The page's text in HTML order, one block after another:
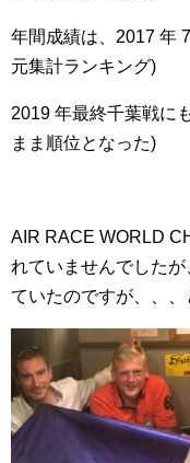
年間成績は、2017 年
元集計ランキング)
2019 年最終千葉戦に
まま順位となった)
AIR RACE WORLD
れていませんでした
ていたのですが、、